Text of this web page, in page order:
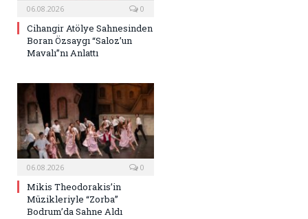
06.08.2026 0
Cihangir Atölye Sahnesinden
Boran Özsaygı “Saloz’un
Mavalı”nı Anlattı
06.08.2026 0
Mikis Theodorakis’in
Müzikleriyle “Zorba”
Bodrum’da Sahne Aldı